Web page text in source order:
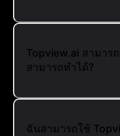
Topview.ai สามาร
สามารถทำได้?
ฉันสามารถใช้